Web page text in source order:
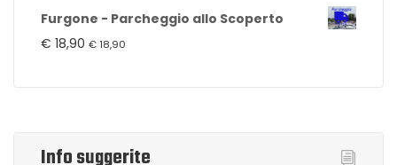
Furgone - Parcheggio allo Scoperto
€ 18,90 €18,90
Info suggerite